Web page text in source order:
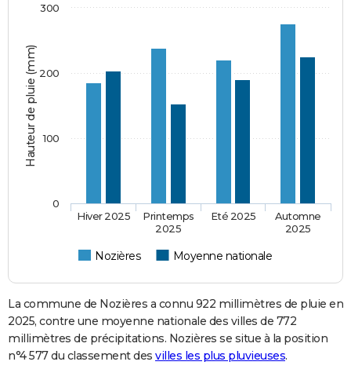
Hauteur de pluie (mm)
Nozières Moyenne nationale
Hiver 2025
Printemps
2025
Eté 2025
Automne
2025
0
100
200
300
La commune de Nozières a connu 922 millimètres de pluie en
2025, contre une moyenne nationale des villes de 772
millimètres de précipitations. Nozières se situe à la position
n°4 577 du classement des villes les plus pluvieuses.